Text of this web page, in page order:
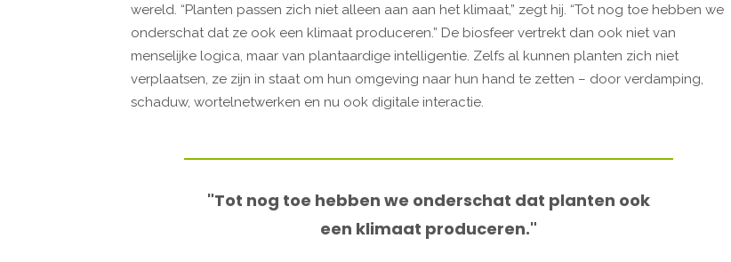
wereld. “Planten passen zich niet alleen aan aan het klimaat,” zegt hij. “Tot nog toe hebben we
onderschat dat ze ook een klimaat produceren.” De biosfeer vertrekt dan ook niet van
menselijke logica, maar van plantaardige intelligentie. Zelfs al kunnen planten zich niet
verplaatsen, ze zijn in staat om hun omgeving naar hun hand te zetten – door verdamping,
schaduw, wortelnetwerken en nu ook digitale interactie.
"Tot nog toe hebben we onderschat dat planten ook
een klimaat produceren."